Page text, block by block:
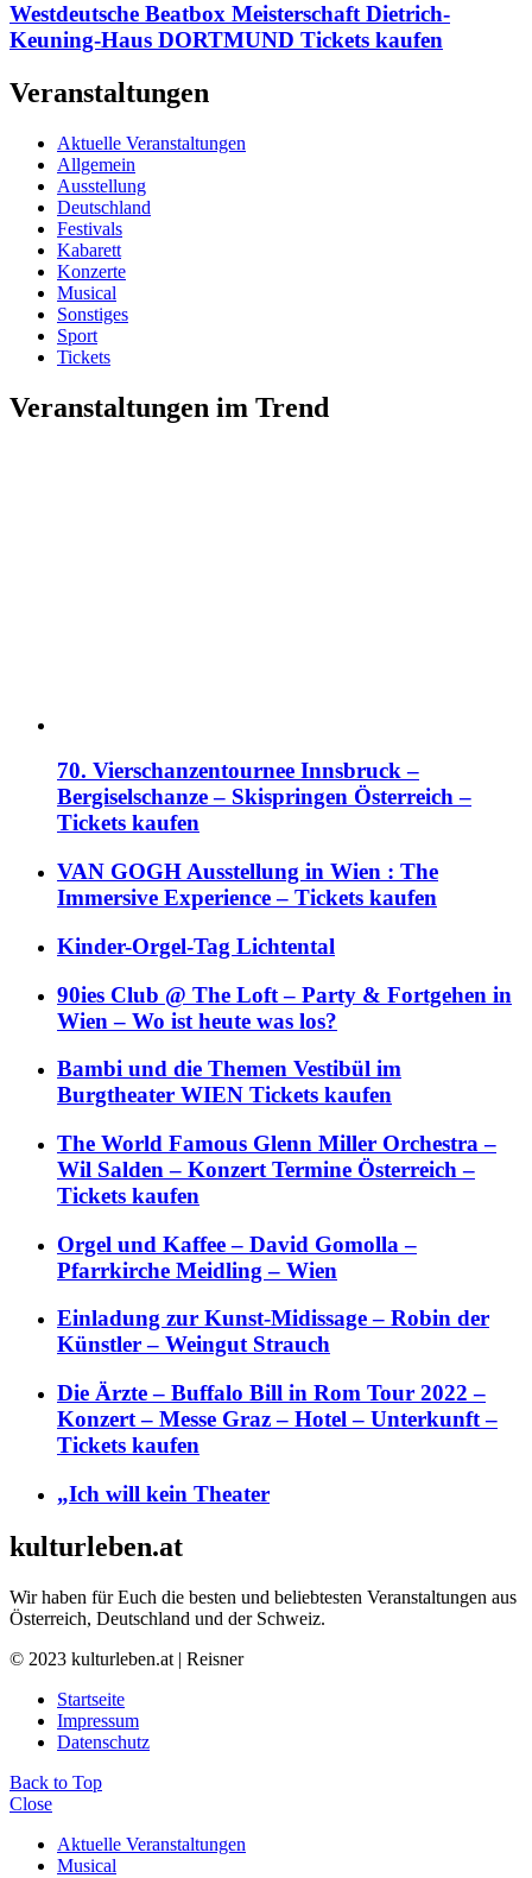
Westdeutsche Beatbox Meisterschaft Dietrich-
Keuning-Haus DORTMUND Tickets kaufen
Veranstaltungen
Aktuelle Veranstaltungen
Allgemein
Ausstellung
Deutschland
Festivals
Kabarett
Konzerte
Musical
Sonstiges
Sport
Tickets
Veranstaltungen im Trend
70. Vierschanzentournee Innsbruck –
Bergiselschanze – Skispringen Österreich –
Tickets kaufen
VAN GOGH Ausstellung in Wien : The
Immersive Experience – Tickets kaufen
Kinder-Orgel-Tag Lichtental
90ies Club @ The Loft – Party & Fortgehen in
Wien – Wo ist heute was los?
Bambi und die Themen Vestibül im
Burgtheater WIEN Tickets kaufen
The World Famous Glenn Miller Orchestra –
Wil Salden – Konzert Termine Österreich –
Tickets kaufen
Orgel und Kaffee – David Gomolla –
Pfarrkirche Meidling – Wien
Einladung zur Kunst-Midissage – Robin der
Künstler – Weingut Strauch
Die Ärzte – Buffalo Bill in Rom Tour 2022 –
Konzert – Messe Graz – Hotel – Unterkunft –
Tickets kaufen
„Ich will kein Theater
kulturleben.at
Wir haben für Euch die besten und beliebtesten Veranstaltungen aus
Österreich, Deutschland und der Schweiz.
© 2023 kulturleben.at | Reisner
Startseite
Impressum
Datenschutz
Back to Top
Close
Aktuelle Veranstaltungen
Musical